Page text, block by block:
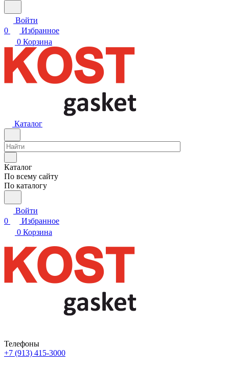
Войти
0
Избранное
0 Корзина
Каталог
Каталог
По всему сайту
По каталогу
Войти
0
Избранное
0 Корзина
Телефоны
+7 (913) 415-3000